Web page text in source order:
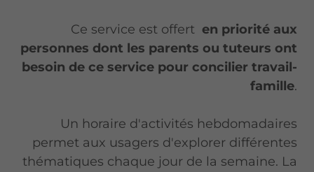
Ce service est offert en priorité aux
personnes dont les parents ou tuteurs ont
besoin de ce service pour concilier travail-
famille.
Un horaire d'activités hebdomadaires
permet aux usagers d'explorer différentes
thématiques chaque jour de la semaine. La